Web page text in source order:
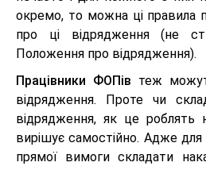
окремо, то можна ці правила
про ці відрядження (не
Положення про відрядження).
Працівники ФОПів теж
відрядження. Проте чи
відрядження, як це
вирішує самостійно. Адже
прямої вимоги складати